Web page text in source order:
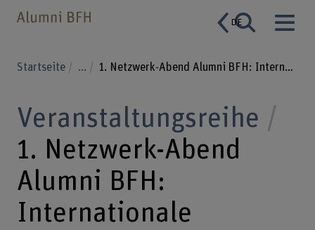
DE
Startseite ... 1. Netzwerk-Abend Alumni BFH: Internationale Erfahrung bringt’s
Veranstaltungsreihe
1. Netzwerk-Abend
Alumni BFH:
Internationale